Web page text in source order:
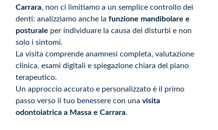
Carrara, non ci limitiamo a un semplice controllo dei
denti: analizziamo anche la funzione mandibolare e
posturale per individuare la causa dei disturbi e non
solo i sintomi.
La visita comprende anamnesi completa, valutazione
clinica, esami digitali e spiegazione chiara del piano
terapeutico.
Un approccio accurato e personalizzato è il primo
passo verso il tuo benessere con una visita
odontoiatrica a Massa e Carrara.